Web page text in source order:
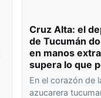
Cruz Alta: el
de Tucumán
en manos
supera lo que
En el corazón de
azucarera